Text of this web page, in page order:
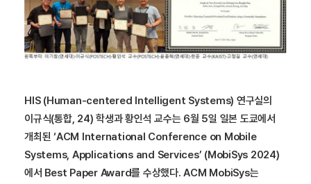
HIS (Human-centered Intelligent Systems) 연구실의
이규식(통합, 24) 학생과 황인석 교수는 6월 5일 일본 도쿄에서
개최된 ‘ACM International Conference on Mobile
Systems, Applications and Services’ (MobiSys 2024)
에서 Best Paper Award를 수상했다. ACM MobiSys는